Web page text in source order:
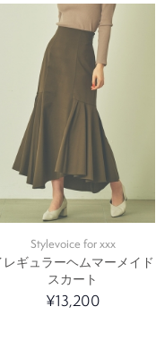
Stylevoice for xxx
レギュラーヘムマーメイド
スカート
¥13,200